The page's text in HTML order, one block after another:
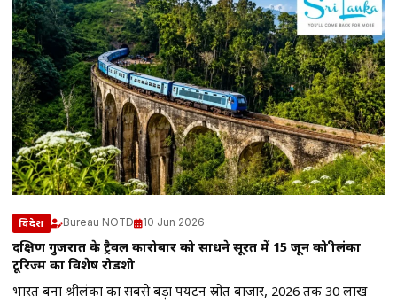
विदेश Bureau NOTD 10 Jun 2026
दक्षिण गुजरात के ट्रैवल कारोबार को साधने सूरत में 15 जून को श्रीलंका
टूरिज्म का विशेष रोडशो
भारत बना श्रीलंका का सबसे बड़ा पर्यटन स्रोत बाजार, 2026 तक 30 लाख